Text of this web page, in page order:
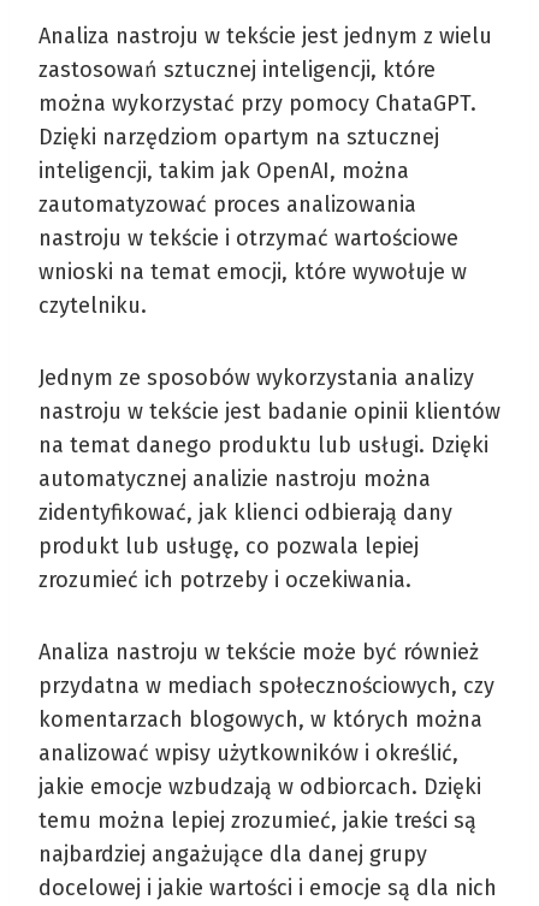
Analiza nastroju w tekście jest jednym z wielu
zastosowań sztucznej inteligencji, które
można wykorzystać przy pomocy ChataGPT.
Dzięki narzędziom opartym na sztucznej
inteligencji, takim jak OpenAI, można
zautomatyzować proces analizowania
nastroju w tekście i otrzymać wartościowe
wnioski na temat emocji, które wywołuje w
czytelniku.
Jednym ze sposobów wykorzystania analizy
nastroju w tekście jest badanie opinii klientów
na temat danego produktu lub usługi. Dzięki
automatycznej analizie nastroju można
zidentyfikować, jak klienci odbierają dany
produkt lub usługę, co pozwala lepiej
zrozumieć ich potrzeby i oczekiwania.
Analiza nastroju w tekście może być również
przydatna w mediach społecznościowych, czy
komentarzach blogowych, w których można
analizować wpisy użytkowników i określić,
jakie emocje wzbudzają w odbiorcach. Dzięki
temu można lepiej zrozumieć, jakie treści są
najbardziej angażujące dla danej grupy
docelowej i jakie wartości i emocje są dla nich